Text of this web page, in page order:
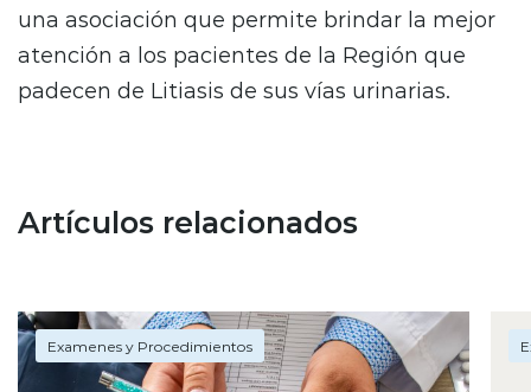
una asociación que permite brindar la mejor
atención a los pacientes de la Región que
padecen de Litiasis de sus vías urinarias.
Artículos relacionados
Examenes y Procedimientos